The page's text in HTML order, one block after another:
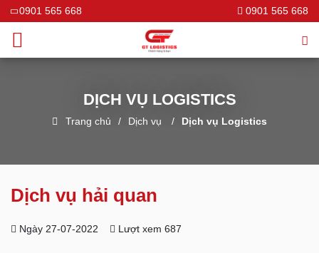
0901 565 668 0901 565 668
DỊCH VỤ LOGISTICS
Trang chủ Dịch vụ Dịch vụ Logistics
Dịch vụ hải quan
Ngày 27-07-2022 Lượt xem 687